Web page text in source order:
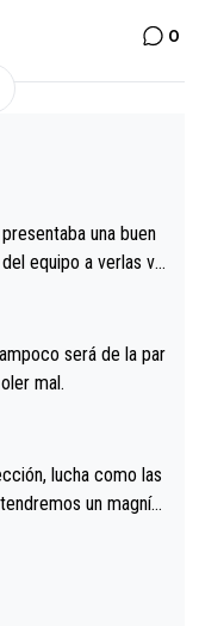
0
una buen
equipo a verlas ve
Más en San Seb
podríamos ten
será de la par
mal.
lucha como las
un magnífi